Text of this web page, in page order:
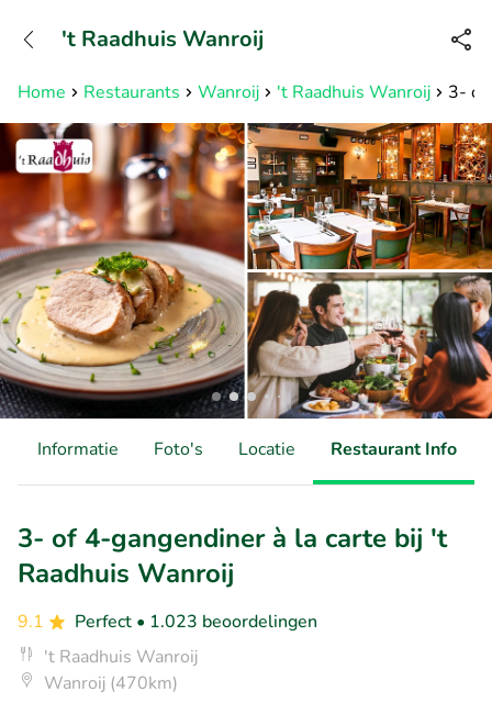
Bereikbaar tot 23:00 uur
Home Restaurants Wanroij 't Raadhuis Wanroij 3- of
't Raadhuis Wanroij
Informatie Foto's Locatie Restaurant Info
3- of 4-gangendiner à la carte bij 't
Raadhuis Wanroij
9.1 Perfect • 1.023 beoordelingen
't Raadhuis Wanroij
Wanroij (470km)